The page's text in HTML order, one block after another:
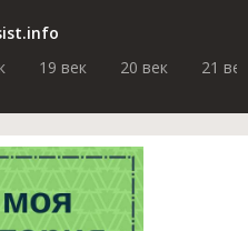
19 век 20 век 21 век